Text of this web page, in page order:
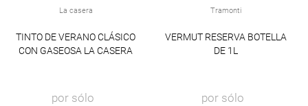
La casera
TINTO DE VERANO CLÁSICO
CON GASEOSA LA CASERA
por sólo
Tramonti
VERMUT RESERVA BOTELLA
DE 1L
por sólo